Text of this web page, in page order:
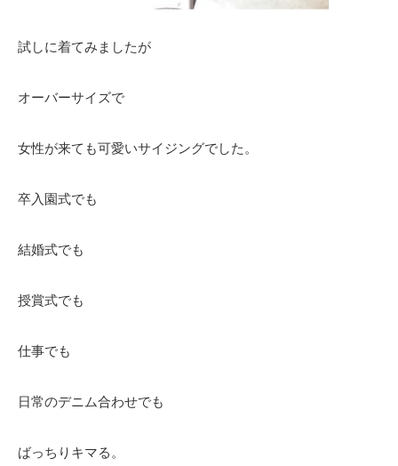
試しに着てみましたが
オーバーサイズで
女性が来ても可愛いサイジングでした。
卒入園式でも
結婚式でも
授賞式でも
仕事でも
日常のデニム合わせでも
ばっちりキマる。